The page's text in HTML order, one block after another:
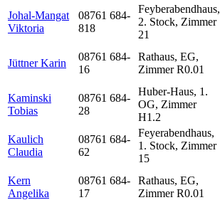
Johal-Mangat
Viktoria
08761 684-
818
Feyberabendhaus,
2. Stock, Zimmer
21
Jüttner Karin
08761 684-
16
Rathaus, EG,
Zimmer R0.01
Kaminski
Tobias
08761 684-
28
Huber-Haus, 1.
OG, Zimmer
H1.2
Kaulich
Claudia
08761 684-
62
Feyerabendhaus,
1. Stock, Zimmer
15
Kern
Angelika
08761 684-
17
Rathaus, EG,
Zimmer R0.01